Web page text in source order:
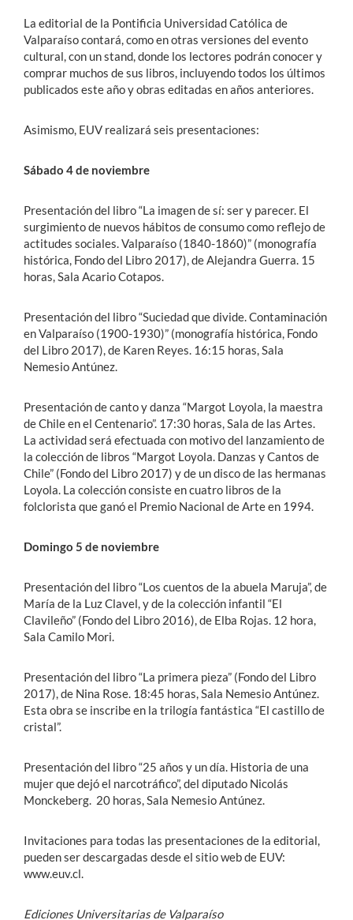
La editorial de la Pontificia Universidad Católica de
Valparaíso contará, como en otras versiones del evento
cultural, con un stand, donde los lectores podrán conocer y
comprar muchos de sus libros, incluyendo todos los últimos
publicados este año y obras editadas en años anteriores.
Asimismo, EUV realizará seis presentaciones:
Sábado 4 de noviembre
Presentación del libro “La imagen de sí: ser y parecer. El
surgimiento de nuevos hábitos de consumo como reflejo de
actitudes sociales. Valparaíso (1840-1860)” (monografía
histórica, Fondo del Libro 2017), de Alejandra Guerra. 15
horas, Sala Acario Cotapos.
Presentación del libro “Suciedad que divide. Contaminación
en Valparaíso (1900-1930)” (monografía histórica, Fondo
del Libro 2017), de Karen Reyes. 16:15 horas, Sala
Nemesio Antúnez.
Presentación de canto y danza “Margot Loyola, la maestra
de Chile en el Centenario”. 17:30 horas, Sala de las Artes.
La actividad será efectuada con motivo del lanzamiento de
la colección de libros “Margot Loyola. Danzas y Cantos de
Chile” (Fondo del Libro 2017) y de un disco de las hermanas
Loyola. La colección consiste en cuatro libros de la
folclorista que ganó el Premio Nacional de Arte en 1994.
Domingo 5 de noviembre
Presentación del libro “Los cuentos de la abuela Maruja”, de
María de la Luz Clavel, y de la colección infantil “El
Clavileño” (Fondo del Libro 2016), de Elba Rojas. 12 hora,
Sala Camilo Mori.
Presentación del libro “La primera pieza” (Fondo del Libro
2017), de Nina Rose. 18:45 horas, Sala Nemesio Antúnez.
Esta obra se inscribe en la trilogía fantástica “El castillo de
cristal”.
Presentación del libro “25 años y un día. Historia de una
mujer que dejó el narcotráfico”, del diputado Nicolás
Monckeberg. 20 horas, Sala Nemesio Antúnez.
Invitaciones para todas las presentaciones de la editorial,
pueden ser descargadas desde el sitio web de EUV:
www.euv.cl.
Ediciones Universitarias de Valparaíso